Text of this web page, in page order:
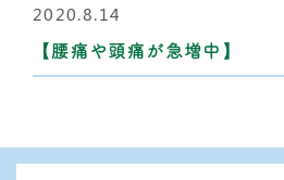
2020.8.14
【腰痛や頭痛が急増中】